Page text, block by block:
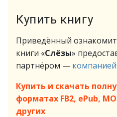
Купить книгу
Приведённый
книги «Слёзы»
партнёром —
Купить и скачать
форматах FB2, ePub,
других